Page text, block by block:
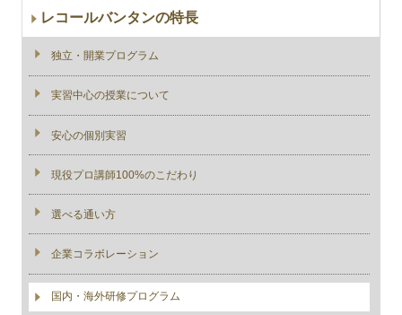
レコールバンタンの特長
独立・開業プログラム
実習中心の授業について
安心の個別実習
現役プロ講師100%のこだわり
選べる通い方
企業コラボレーション
国内・海外研修プログラム